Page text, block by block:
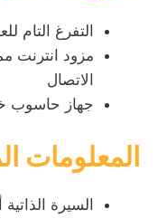
التفرغ التام
مزود انترنت
الاتصال
جهاز حاسوب
المعلومات
السيرة